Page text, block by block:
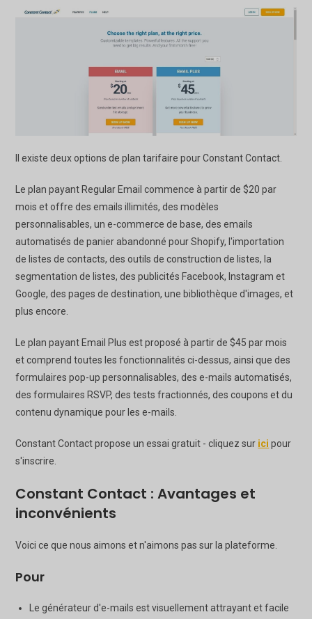
Il existe deux options de plan tarifaire pour Constant Contact.
Le plan payant Regular Email commence à partir de $20 par
mois et offre des emails illimités, des modèles
personnalisables, un e-commerce de base, des emails
automatisés de panier abandonné pour Shopify, l'importation
de listes de contacts, des outils de construction de listes, la
segmentation de listes, des publicités Facebook, Instagram et
Google, des pages de destination, une bibliothèque d'images, et
plus encore.
Le plan payant Email Plus est proposé à partir de $45 par mois
et comprend toutes les fonctionnalités ci-dessus, ainsi que des
formulaires pop-up personnalisables, des e-mails automatisés,
des formulaires RSVP, des tests fractionnés, des coupons et du
contenu dynamique pour les e-mails.
Constant Contact propose un essai gratuit - cliquez sur ici pour
s'inscrire.
Constant Contact : Avantages et
inconvénients
Voici ce que nous aimons et n'aimons pas sur la plateforme.
Pour
Le générateur d'e-mails est visuellement attrayant et facile